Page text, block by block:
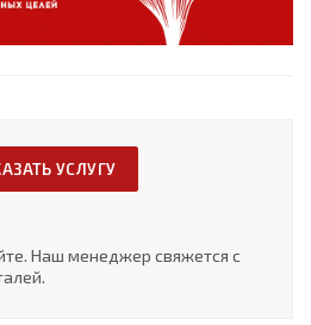
УСЛУГУ
Наш менеджер свяжется с